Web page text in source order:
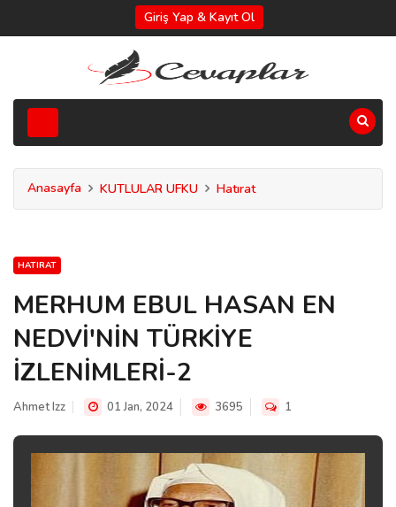
Giriş Yap & Kayıt Ol
Anasayfa KUTLULAR UFKU Hatırat
HATIRAT
MERHUM EBUL HASAN EN
NEDVİ'NİN TÜRKİYE
İZLENİMLERİ-2
Ahmet Izz 01 Jan, 2024 3695 1